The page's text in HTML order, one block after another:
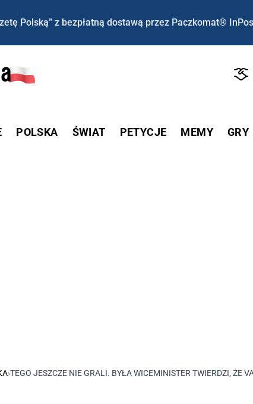
Polską” z bezpłatną dostawą przez Paczkomat®
POLSKA ŚWIAT PETYCJE MEMY GRY
›TEGO JESZCZE NIE GRALI. BYŁA WICEMINISTER TWIERDZI, ŻE